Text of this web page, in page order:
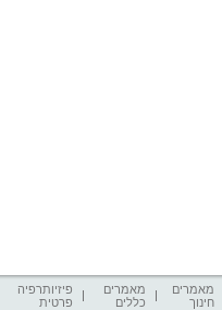
מאמרים
חינוך
מאמרים
כללים
פיזיותרפיה
פרטית